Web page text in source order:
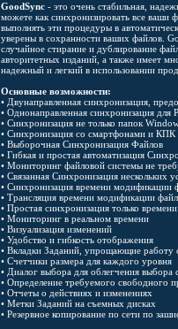
GoodSync - это очень стабильная,
можете как синхронизировать все ваши
выполнять эти процедуры в
уверены в сохранности ваших файлов.
случайное стирание и дублирование
авторитетных изданий, а также имеет
надежный и легкий в использовании
Основные возможности:
• Двунаправленная синхронизация,
• Однонаправленная синхронизация для
• Синхронизация не только папок
• Синхронизация со смартфонами и
• Выборочная Синхронизация Файлов
• Гибкая и простая автоматизация
• Мониторинг файловой системы не
• Связанная Синхронизация нескольких
• Синхронизация времени модификации
• Трансляция времени модификации
• Простая синхронизация только
• Мониторинг в реальном времени
• Визуализация изменений
• Удобство и гибкость отображения
• Вкладки Заданий, упрощающие работу
• Счетчики размера для каждого уровня
• Диалог выбора для облегчения
• Определение требуемого свободного
• Отчеты о действиях и изменениях
• Метки Заданий на съемных дисках
• Резервное копирование по сети по